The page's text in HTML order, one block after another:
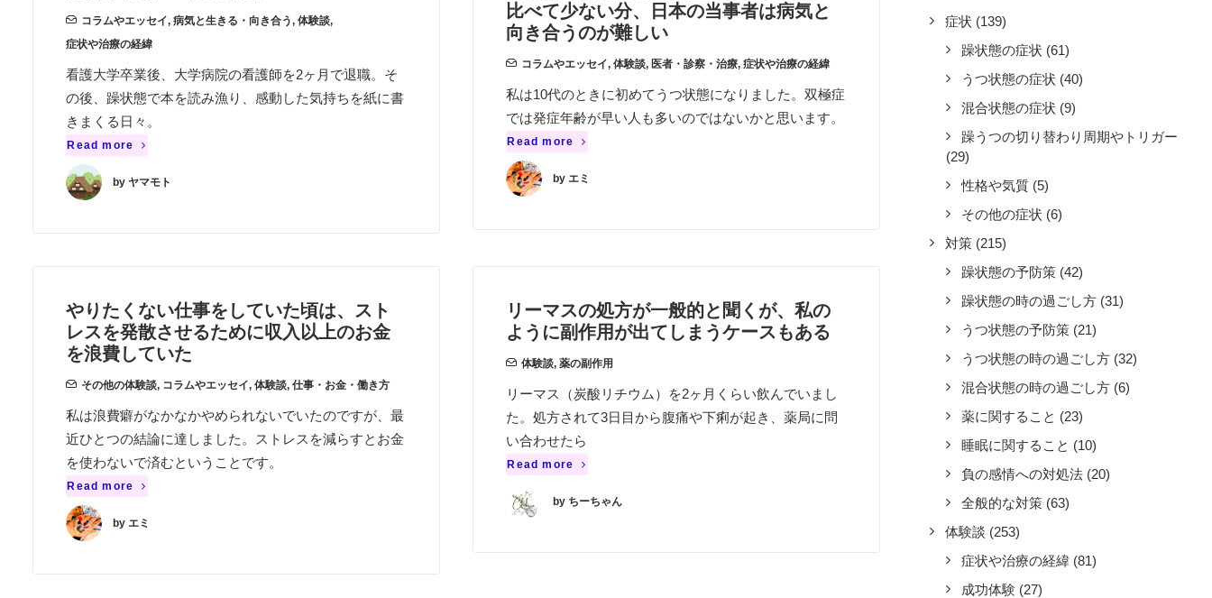
コラムやエッセイ, 病気と生きる・向き合う, 体験談,
症状や治療の経緯
看護大学卒業後、大学病院の看護師を2ヶ月で退職。そ
の後、躁状態で本を読み漁り、感動した気持ちを紙に書
きまくる日々。
Read more
by ヤマモト
比べて少ない分、日本の当事者は病気と
向き合うのが難しい
コラムやエッセイ, 体験談, 医者・診察・治療, 症状や治療の経緯
私は10代のときに初めてうつ状態になりました。双極症
では発症年齢が早い人も多いのではないかと思います。
Read more
by エミ
やりたくない仕事をしていた頃は、スト
レスを発散させるために収入以上のお金
を浪費していた
その他の体験談, コラムやエッセイ, 体験談, 仕事・お金・働き方
私は浪費癖がなかなかやめられないでいたのですが、最
近ひとつの結論に達しました。ストレスを減らすとお金
を使わないで済むということです。
Read more
by エミ
リーマスの処方が一般的と聞くが、私の
ように副作用が出てしまうケースもある
体験談, 薬の副作用
リーマス（炭酸リチウム）を2ヶ月くらい飲んでいまし
た。処方されて3日目から腹痛や下痢が起き、薬局に問
い合わせたら
Read more
by ちーちゃん
症状 (139)
躁状態の症状 (61)
うつ状態の症状 (40)
混合状態の症状 (9)
躁うつの切り替わり周期やトリガー
(29)
性格や気質 (5)
その他の症状 (6)
対策 (215)
躁状態の予防策 (42)
躁状態の時の過ごし方 (31)
うつ状態の予防策 (21)
うつ状態の時の過ごし方 (32)
混合状態の時の過ごし方 (6)
薬に関すること (23)
睡眠に関すること (10)
負の感情への対処法 (20)
全般的な対策 (63)
体験談 (253)
症状や治療の経緯 (81)
成功体験 (27)